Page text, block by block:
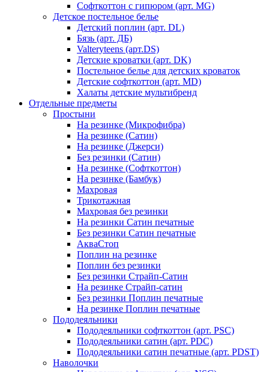
Софткоттон с гипюром (арт. MG)
Детское постельное белье
Детский поплин (арт. DL)
Бязь (арт. ДБ)
Valteryteens (арт.DS)
Детские кроватки (арт. DK)
Постельное белье для детских кроваток
Детские софткоттон (арт. MD)
Халаты детские мультибренд
Отдельные предметы
Простыни
На резинке (Микрофибра)
На резинке (Сатин)
На резинке (Джерси)
Без резинки (Сатин)
На резинке (Софткоттон)
На резинке (Бамбук)
Махровая
Трикотажная
Махровая без резинки
На резинки Сатин печатные
Без резинки Сатин печатные
АкваСтоп
Поплин на резинке
Поплин без резинки
Без резинки Страйп-Сатин
На резинке Страйп-сатин
Без резинки Поплин печатные
На резинке Поплин печатные
Пододеяльники
Пододеяльники софткоттон (арт. PSC)
Пододеяльники сатин (арт. PDC)
Пододеяльники сатин печатные (арт. PDST)
Наволочки